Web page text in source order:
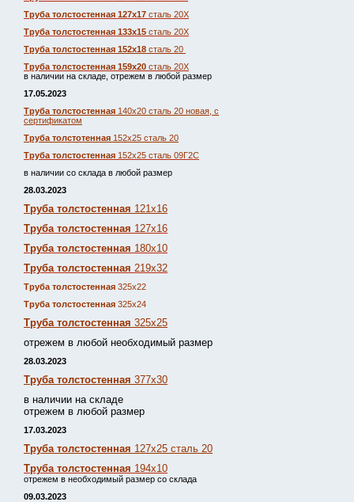
Труба толстостенная 127х17 сталь 20Х
Труба толстостенная 133х15 сталь 20Х
Труба толстостенная 152х18 сталь 20
Труба толстостенная 159х20 сталь 20Х
в наличии на складе, отрежем в любой размер
17.05.2023
Труба толстостенная 140х20 сталь 20 новая, с
сертификатом
Труба толстотенная 152х25 сталь 20
Труба толстостенная 152х25 сталь 09Г2С
в наличии со склада в любой размер
28.03.2023
Труба толстостенная 121х16
Труба толстостенная 127х16
Труба толстостенная 180х10
Труба толстостенная 219х32
Труба толстостенная 325х22
Труба толстостенная 325х24
Труба толстостенная 325х25
отрежем в любой необходимый размер
28.03.2023
Труба толстостенная 377х30
в наличии на складе
отрежем в любой размер
17.03.2023
Труба толстостенная 127х25 сталь 20
Труба толстостенная 194х10
отрежем в необходимый размер со склада
09.03.2023